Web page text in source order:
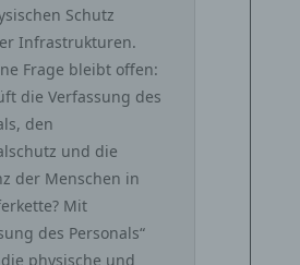
Schutz
Infrastrukturen.
Frage bleibt offen:
die Verfassung des
den
und die
der Menschen in
Mit
des Personals“
physische und